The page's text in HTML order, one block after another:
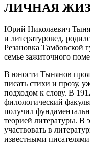
ЛИЧНАЯ
Юрий Николаевич
и литературовед,
Резановка Тамбовской
семье зажиточного
В юности Тынянов
писать стихи и прозу,
подходом к слову. В
филологический
получил
теорией литературы. В
участвовать в
известными